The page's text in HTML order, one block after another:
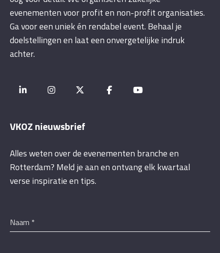
evenementen voor profit en non-profit organisaties.
Ga voor een uniek én rendabel event. Behaal je
doelstellingen en laat een onvergetelijke indruk
achter.
VKOZ nieuwsbrief
Alles weten over de evenementen branche en
Rotterdam? Meld je aan en ontvang elk kwartaal
verse inspiratie en tips.
Naam *